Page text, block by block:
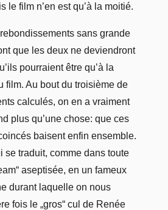
le film n’en est qu’à la moitié.
sans grande
que les deux ne deviendront
pourraient être qu’à la
film. Au bout du troisième de
calculés, on en a vraiment
plus qu’une chose: que ces
baisent enfin ensemble.
se traduit, comme dans toute
aseptisée, en un fameux
durant laquelle on nous
fois le „gros“ cul de Renée